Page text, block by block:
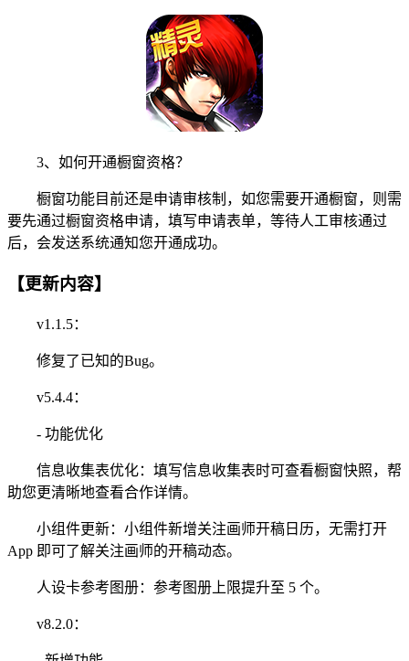
3、如何开通橱窗资格？
橱窗功能目前还是申请审核制，如您需要开通橱窗，则需
要先通过橱窗资格申请，填写申请表单，等待人工审核通过
后，会发送系统通知您开通成功。
【更新内容】
v1.1.5：
修复了已知的Bug。
v5.4.4：
- 功能优化
信息收集表优化：填写信息收集表时可查看橱窗快照，帮
助您更清晰地查看合作详情。
小组件更新：小组件新增关注画师开稿日历，无需打开
App 即可了解关注画师的开稿动态。
人设卡参考图册：参考图册上限提升至 5 个。
v8.2.0：